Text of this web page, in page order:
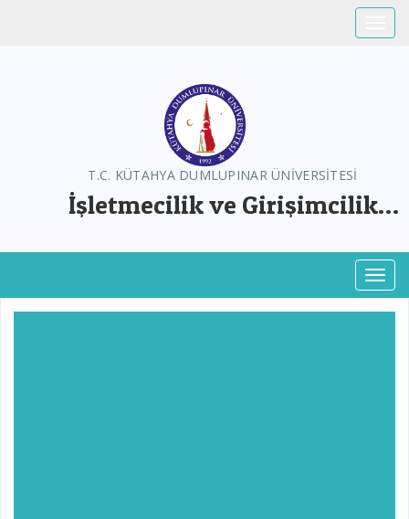
T.C. KÜTAHYA DUMLUPINAR ÜNİVERSİTESİ
İşletmecilik ve Girişimcilik
Previous Next